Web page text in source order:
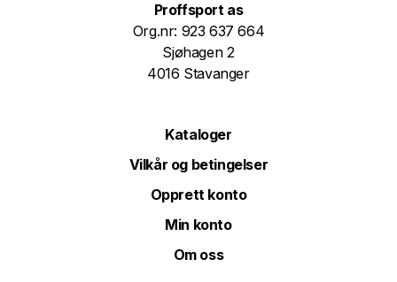
Proffsport as
Org.nr: 923 637 664
Sjøhagen 2
4016 Stavanger
Kataloger
Vilkår og betingelser
Opprett konto
Min konto
Om oss